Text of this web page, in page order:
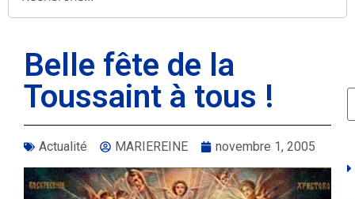
Belle fête de la
Toussaint à tous !
Actualité MARIEREINE novembre 1, 2005